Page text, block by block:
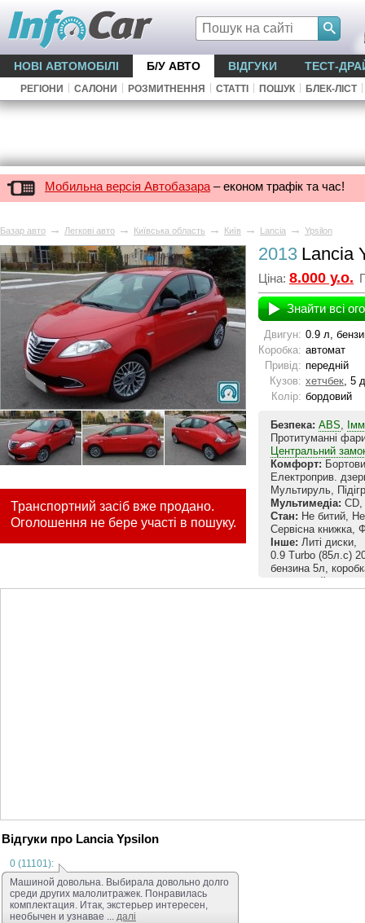
НОВІ АВТОМОБІЛІ Б/У АВТО ВІДГУКИ ТЕСТ-
РЕГІОНИ САЛОНИ РОЗМИТНЕННЯ СТАТТІ ПОШУК БЛЕК-ЛІСТ
Мобильна версія Автобазара – економ трафік та час!
Базар авто → Легкові авто → Київська область → Київ → Lancia → Ypsilon
Транспортний засіб вже продано.
Оголошення не бере участі в пошуку.
2013 Lancia
Ціна: 8.000 у.о.
Знайти всі
Двигун: 0.9 л,
Коробка: автомат
Привід: передній
Кузов: хетчбек, 5
Колір: бордовий
Безпека: ABS,
Протитуманні
Центральний
Комфорт:
Електроприв.
Мультируль,
Мультимедіа: CD,
Стан: Не битий,
Сервісна книжка,
Інше: Литі диски,
0.9 Turbo (85л.с)
бензина 5л,
иммобилайзер,
Відгуки про Lancia Ypsilon
0 (11101):
Машиной довольна. Выбирала довольно долго
среди других малолитражек. Понравилась
комплектация. Итак, экстерьер интересен,
необычен и узнавае ... далі